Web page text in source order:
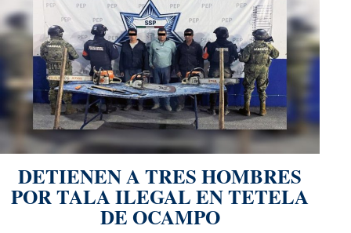
DETIENEN A TRES HOMBRES
POR TALA ILEGAL EN TETELA
DE OCAMPO